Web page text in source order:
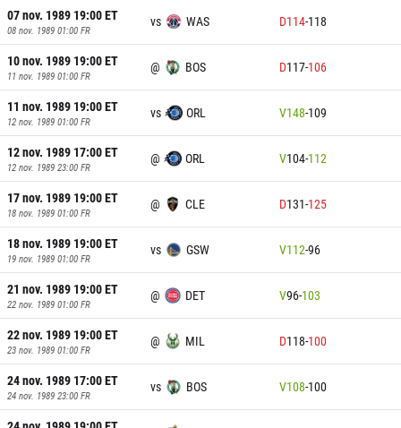
07 nov. 1989 19:00ET
08 nov. 1989 01:00 FR
vs WAS D114-118
10 nov. 1989 19:00ET
11 nov. 1989 01:00 FR
@ BOS D117-106
11 nov. 1989 19:00ET
12 nov. 1989 01:00 FR
vs ORL V148-109
12 nov. 1989 17:00ET
12 nov. 1989 23:00 FR
@ ORL V104-112
17 nov. 1989 19:00ET
18 nov. 1989 01:00 FR
@ CLE D131-125
18 nov. 1989 19:00ET
19 nov. 1989 01:00 FR
vs GSW V112-96
21 nov. 1989 19:00ET
22 nov. 1989 01:00 FR
@ DET V96-103
22 nov. 1989 19:00ET
23 nov. 1989 01:00 FR
@ MIL D118-100
24 nov. 1989 17:00ET
24 nov. 1989 23:00 FR
vs BOS V108-100